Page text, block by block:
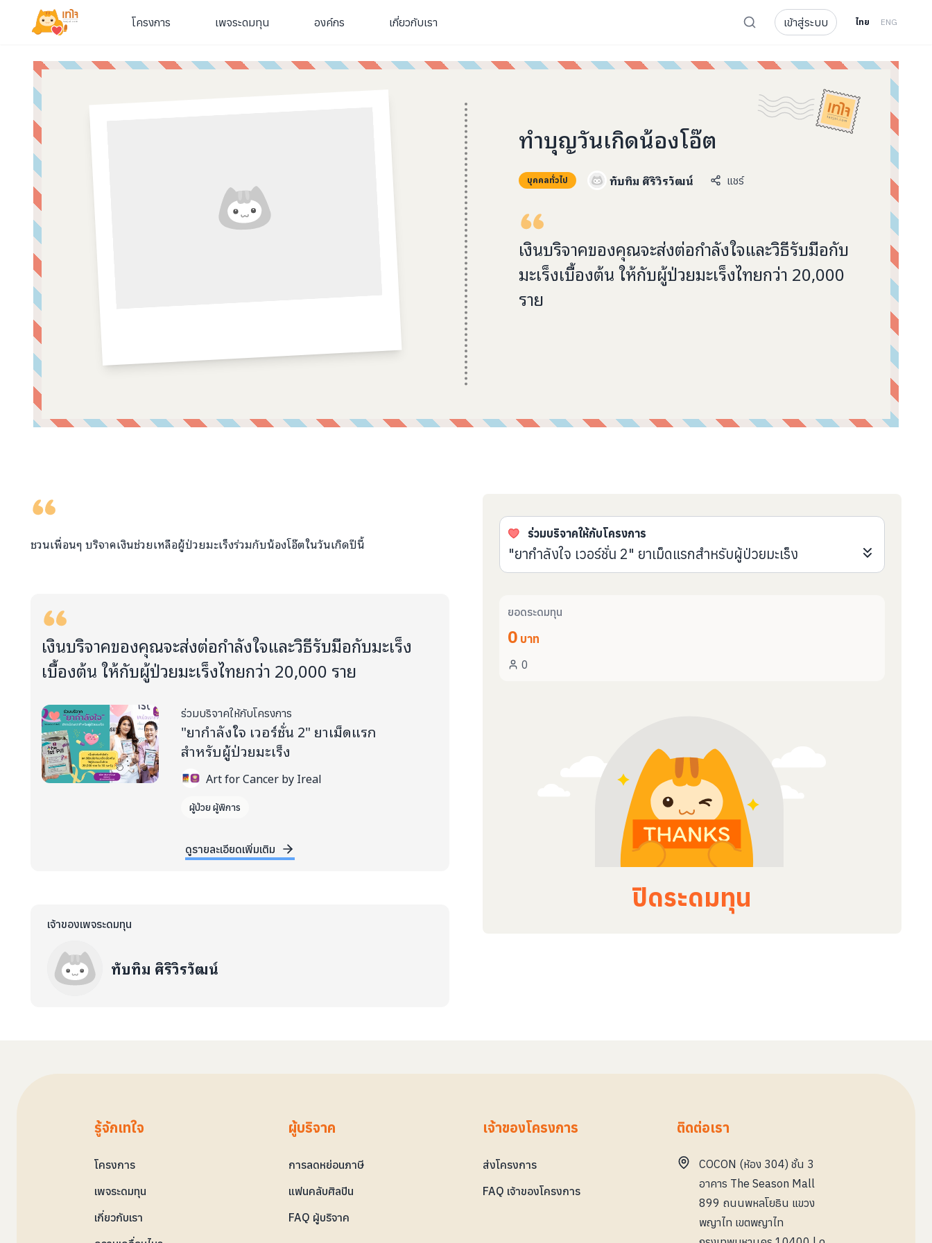
โครงการ เพจระดมทุน องค์กร เกี่ยวกับเรา เข้าสู่ระบบ ไทย ENG
ทำบุญวันเกิดน้องโอ๊ต
บุคคลทั่วไป ทับทิม ศิริวิรวัฒน์ แชร์
เงินบริจาคของคุณจะส่งต่อกำลังใจและวิธีรับมือกับ
มะเร็งเบื้องต้น ให้กับผู้ป่วยมะเร็งไทยกว่า 20,000
ราย
ร่วมบริจาคให้กับโครงการ
"ยากำลังใจ เวอร์ชั่น 2" ยาเม็ดแรกสำหรับผู้ป่วยมะเร็ง
ยอดระดมทุน
0 บาท
0
ปิดระดมทุน
ชวนเพื่อนๆ บริจาคเงินช่วยเหลือผู้ป่วยมะเร็งร่วมกับน้องโอ๊ตในวันเกิดปีนี้
ร่วมบริจาคให้กับโครงการ
"ยากำลังใจ เวอร์ชั่น 2" ยาเม็ดแรก
สำหรับผู้ป่วยมะเร็ง
Art for Cancer by Ireal
ผู้ป่วย ผู้พิการ
เงินบริจาคของคุณจะส่งต่อกำลังใจและวิธีรับมือกับมะเร็ง
เบื้องต้น ให้กับผู้ป่วยมะเร็งไทยกว่า 20,000 ราย
ดูรายละเอียดเพิ่มเติม
เจ้าของเพจระดมทุน
ทับทิม ศิริวิรวัฒน์
รู้จักเทใจ
โครงการ
เพจระดมทุน
เกี่ยวกับเรา
ผู้บริจาค
การลดหย่อนภาษี
แฟนคลับศิลปิน
FAQ ผู้บริจาค
เจ้าของโครงการ
ส่งโครงการ
FAQ เจ้าของโครงการ
ติดต่อเรา
COCON (ห้อง 304) ชั้น 3
อาคาร The Season Mall
899 ถนนพหลโยธิน แขวง
พญาไท เขตพญาไท